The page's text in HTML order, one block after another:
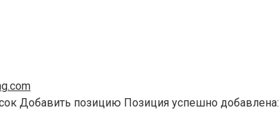
Добавить позицию Позиция успешно добавлена: